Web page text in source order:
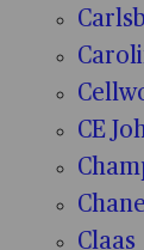
CE
Claas